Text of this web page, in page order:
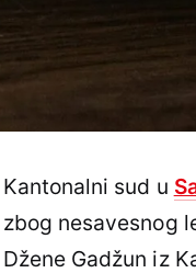
Kantonalni sud u
zbog nesavesnog
Džene Gadžun iz